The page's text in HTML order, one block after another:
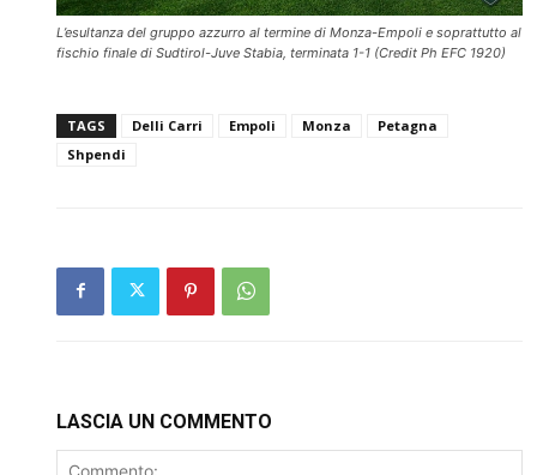
L’esultanza del gruppo azzurro al termine di Monza-Empoli e soprattutto al
fischio finale di Sudtirol-Juve Stabia, terminata 1-1 (Credit Ph EFC 1920)
TAGS Delli Carri Empoli Monza
Petagna
Shpendi
LASCIA UN COMMENTO